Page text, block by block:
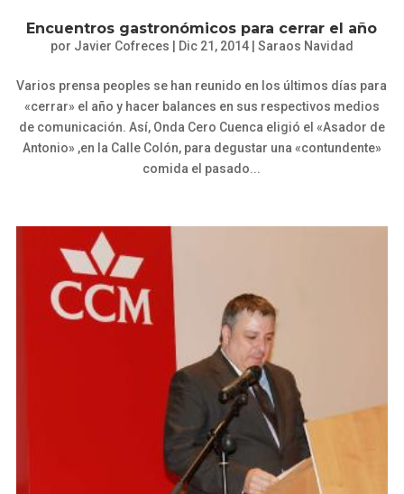
Encuentros gastronómicos para cerrar el año
por Javier Cofreces Dic 21, 2014| Saraos Navidad
Varios prensa peoples se han reunido en los últimos días para
«cerrar» el año y hacer balances en sus respectivos medios
de comunicación. Así, Onda Cero Cuenca eligió el «Asador de
Antonio» ,en la Calle Colón, para degustar una «contundente»
comida el pasado...